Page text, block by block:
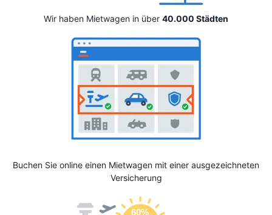
Wir haben Mietwagen in über 40.000 Städten
Buchen Sie online einen Mietwagen mit einer ausgezeichneten
Versicherung